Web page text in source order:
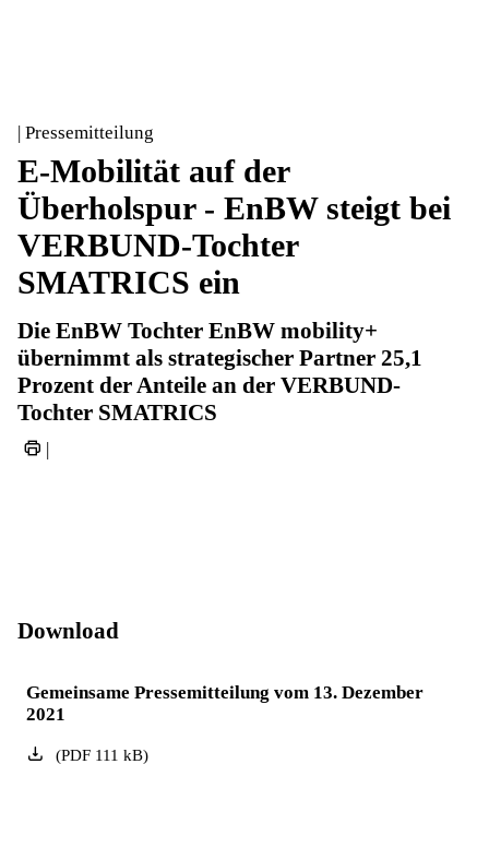
| Pressemitteilung
E-Mobilität auf der
Überholspur - EnBW steigt bei
VERBUND-Tochter
SMATRICS ein
Die EnBW Tochter EnBW mobility+
übernimmt als strategischer Partner 25,1
Prozent der Anteile an der VERBUND-
Tochter SMATRICS
|
Download
Gemeinsame Pressemitteilung vom 13. Dezember
2021
(PDF111 kB)